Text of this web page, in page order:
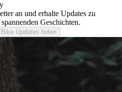
an und erhalte Updates zu
Geschichten.
Bike Updates holen